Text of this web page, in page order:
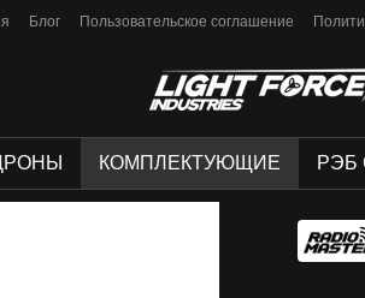
Блог Пользовательское соглашение
КОМПЛЕКТУЮЩИЕ РЭБ